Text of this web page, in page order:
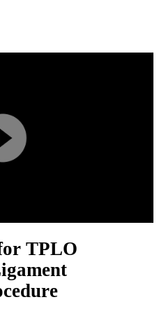
Play
Video
TPLO